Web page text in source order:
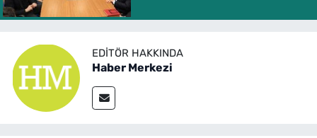
EDITÖR HAKKINDA
Haber Merkezi